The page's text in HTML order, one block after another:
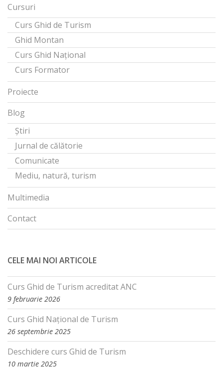
Cursuri
Curs Ghid de Turism
Ghid Montan
Curs Ghid Național
Curs Formator
Proiecte
Blog
Știri
Jurnal de călătorie
Comunicate
Mediu, natură, turism
Multimedia
Contact
CELE MAI NOI ARTICOLE
Curs Ghid de Turism acreditat ANC
9 februarie 2026
Curs Ghid Național de Turism
26 septembrie 2025
Deschidere curs Ghid de Turism
10 martie 2025